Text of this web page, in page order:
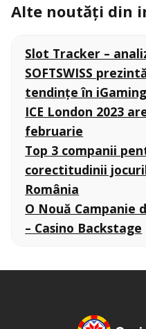
Alte noutăți din
Slot Tracker –
SOFTSWISS
tendințe în
ICE London 2023
februarie
Top 3 companii
corectitudinii
România
O Nouă Campanie
– Casino Backstage